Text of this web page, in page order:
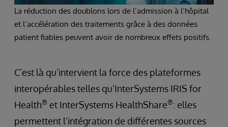
La réduction des doublons lors de l’admission à l’hôpital
et l’accélération des traitements grâce à des données
patient fiables peuvent avoir de nombreux effets positifs.
C’est là qu’intervient la force des plateformes
interopérables telles qu’InterSystems IRIS for
Health® et InterSystems HealthShare®: elles
permettent l’intégration de différentes sources